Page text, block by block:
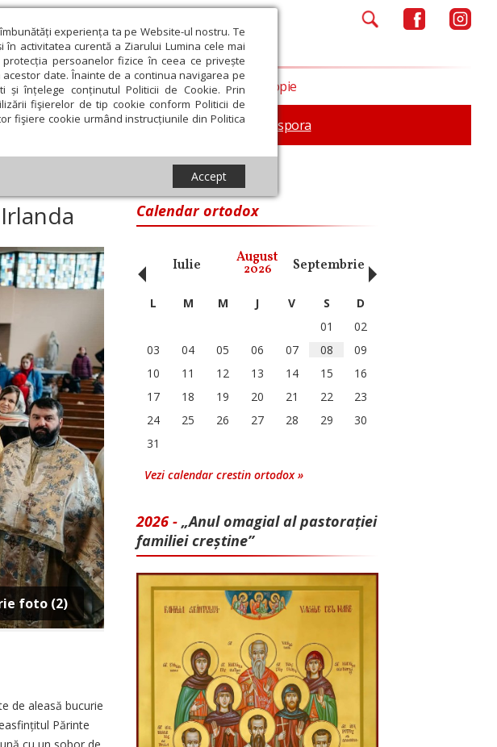
experiența ta pe Website-ul nostru. Te
activitatea curentă a Ziarului Lumina cele mai
protecția persoanelor fizice în ceea ce privește
date. Înainte de a continua navigarea pe
înțelege conținutul Politicii de Cookie. Prin
fişierelor de tip cookie conform Politicii de
fişiere cookie urmând instrucțiunile din Politica
Accept
Documentar In memoriam Diaspora
Cultură Societate Opinii Filantropie
foto (2)
de aleasă bucurie
Părinte
Calendar ortodox
Mai Iunie Iulie August
2026 Septembrie Octombrie
‹ L M M J V S
D
01
02
03
04 05 06 07 08
09
10
11 12 13 14 15
16
17
18 19 20 21 22
23
24
25 26 27 28 29
30
31
Vezi calendar crestin ortodox »
2026 - „Anul omagial al pastorației
familiei creștine”